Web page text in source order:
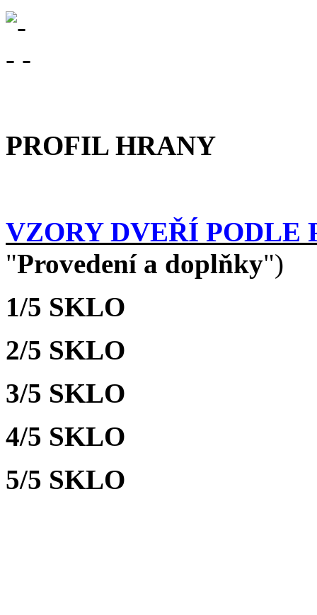
PROFIL HRANY
VZORY DVEŘÍ PODLE
"Provedení a doplňky")
1/5 SKLO
2/5 SKLO
3/5 SKLO
4/5 SKLO
5/5 SKLO